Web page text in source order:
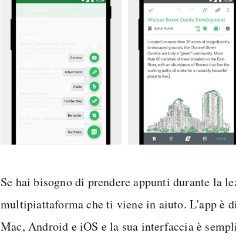
Se hai bisogno di prendere appunti durante la
multipiattaforma che ti viene in aiuto. L'app è
Mac, Android e iOS e la sua interfaccia è